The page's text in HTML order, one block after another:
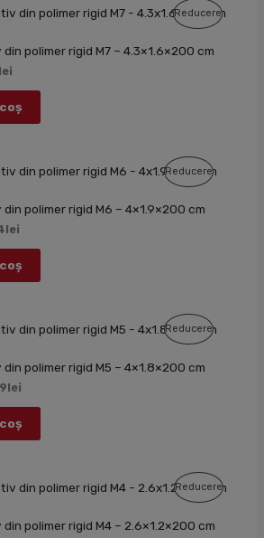
ReducereProdus
polimer rigid M7 – 4.3×1.6×200 cm
lei
ReducereProdus
polimer rigid M6 – 4×1.9×200 cm
lei
ReducereProdus
polimer rigid M5 – 4×1.8×200 cm
lei
ReducereProdus
polimer rigid M4 – 2.6×1.2×200 cm